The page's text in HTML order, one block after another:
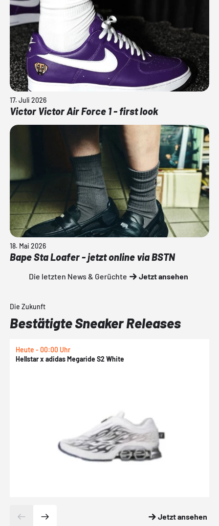
17. Juli 2026
Victor Victor Air Force 1 - first look
18. Mai 2026
Bape Sta Loafer - jetzt online via BSTN
Die letzten News & Gerüchte Jetzt ansehen
Die Zukunft
Bestätigte Sneaker Releases
Heute - 00:00 Uhr
Hellstar x adidas Megaride S2 White
Jetzt ansehen